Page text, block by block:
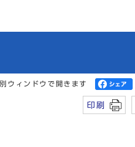
ウィンドウで開きます
印刷